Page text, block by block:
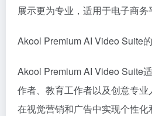
展示更为专业，适用于电子商务
Akool Premium AI Video Suite
Akool Premium AI Video Suite
作者、教育工作者以及创意专
在视觉营销和广告中实现个性化